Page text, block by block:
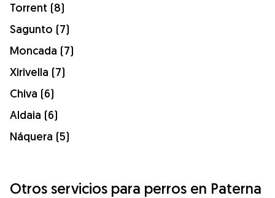
Torrent (8)
Sagunto (7)
Moncada (7)
Xirivella (7)
Chiva (6)
Aldaia (6)
Náquera (5)
Otros servicios para perros en Paterna